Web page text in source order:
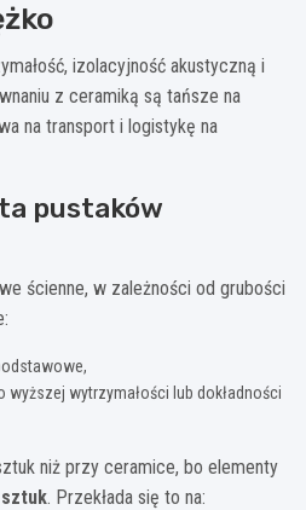
izolacyjność akustyczną i
z ceramiką są tańsze na
na transport i logistykę na
pustaków
ścienne, w zależności od grubości
wyższej wytrzymałości lub dokładności
niż przy ceramice, bo elementy
. Przekłada się to na: